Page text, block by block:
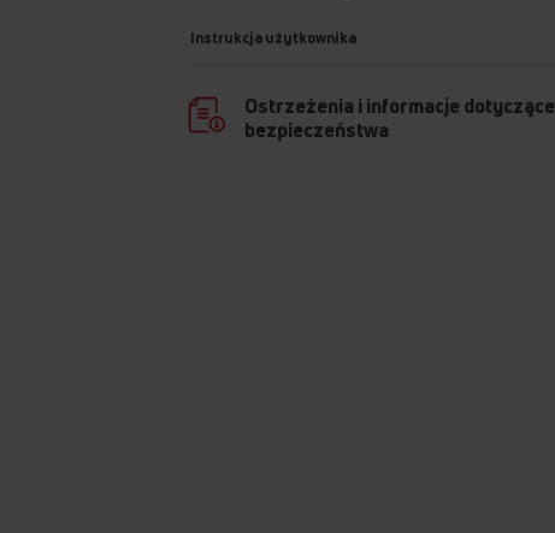
Instrukcja użytkownika
Ostrzeżenia i informacje dotyczące
bezpieczeństwa